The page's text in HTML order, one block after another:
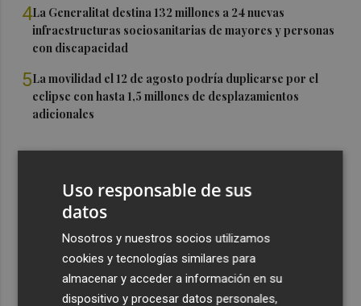
4La Generalitat destina 132 millones a 24 nuevas
infraestructuras sociosanitarias de mayores y personas
con discapacidad
5La movilidad el 12 de agosto podría duplicarse por el
eclipse con hasta 1,5 millones de desplazamientos
adicionales
Uso responsable de sus
datos
Nosotros y nuestros socios utilizamos
cookies y tecnologías similares para
almacenar y acceder a información en su
dispositivo y procesar datos personales,